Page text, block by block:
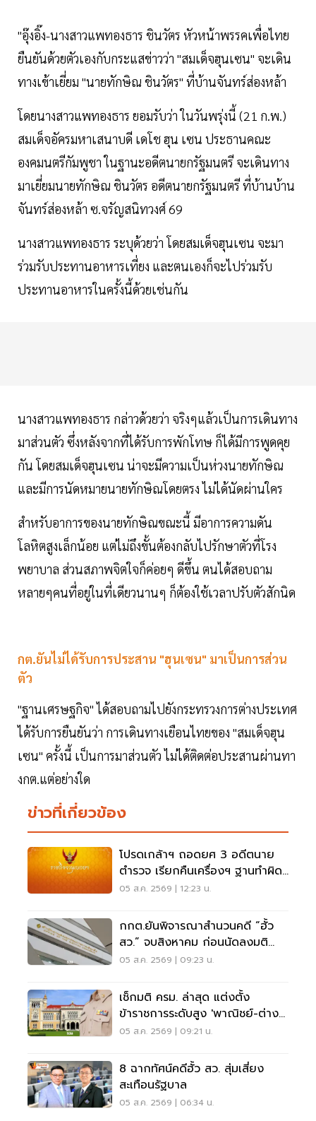
"อุ๊งอิ๊ง-นางสาวแพทองธาร ชินวัตร หัวหน้าพรรคเพื่อไทย
ยืนยันด้วยตัวเองกับกระแสข่าวว่า "สมเด็จฮุนเซน" จะเดิน
ทางเข้าเยี่ยม "นายทักษิณ ชินวัตร" ที่บ้านจันทร์ส่องหล้า
โดยนางสาวแพทองธาร ยอมรับว่า ในวันพรุ่งนี้ (21 ก.พ.)
สมเด็จอัครมหาเสนาบดี เดโช ฮุน เซน ประธานคณะ
องคมนตรีกัมพูชา​ ในฐานะอดีตนายกรัฐมนตรี จะเดินทาง
มาเยี่ยมนายทักษิณ ชินวัตร อดีตนายกรัฐมนตรี ที่บ้านบ้าน
จันทร์ส่องหล้า ซ.จรัญสนิทวงศ์ 69
นางสาวแพทองธาร ระบุด้วยว่า โดยสมเด็จฮุนเซน จะมา
ร่วมรับประทานอาหารเที่ยง และตนเองก็จะไปร่วมรับ
ประทานอาหารในครั้งนี้ด้วยเช่นกัน
นางสาวแพทองธาร กล่าวด้วยว่า จริงๆแล้วเป็นการเดินทาง
มาส่วนตัว ซึ่งหลังจากที่ได้รับการพักโทษ ก็ได้มีการพูดคุย
กัน โดยสมเด็จฮุนเซน น่าจะมีความเป็นห่วงนายทักษิณ
และมีการนัดหมายนายทักษิณโดยตรง ไม่ได้นัดผ่านใคร
สำหรับอาการของนายทักษิณขณะนี้ มีอาการความดัน
โลหิตสูงเล็กน้อย แต่ไม่ถึงขั้นต้องกลับไปรักษาตัวที่โรง
พยาบาล ส่วนสภาพจิตใจก็ค่อยๆ ดีขึ้น ตนได้สอบถาม
หลายๆคนที่อยู่ในที่เดียวนานๆ ก็ต้องใช้เวลาปรับตัวสักนิด
กต.ยันไม่ได้รับการประสาน "ฮุนเซน" มาเป็นการส่วน
ตัว
"ฐานเศรษฐกิจ" ได้สอบถามไปยังกระทรวงการต่างประเทศ
ได้รับการยืนยันว่า การเดินทางเยือนไทยของ "สมเด็จฮุน
เซน" ครั้งนี้ เป็นการมาส่วนตัว ไม่ได้ติดต่อประสานผ่านทา
งกต.แต่อย่างใด
ข่าวที่เกี่ยวข้อง
โปรดเกล้าฯ ถอดยศ 3 อดีตนาย
ตำรวจ เรียกคืนเครื่องฯ ฐานทำผิด
วินัยร้ายแรง
05 ส.ค. 2569 | 12:23 น.
กกต.ยันพิจารณาสำนวนคดี “ฮั้ว
สว.” จบสิงหาคม ก่อนนัดลงมติ
ภายหลัง
05 ส.ค. 2569 | 09:23 น.
เช็กมติ ครม. ล่าสุด แต่งตั้ง
ข้าราชการระดับสูง 'พาณิชย์-ต่าง
ประเทศ-แรงงาน-ทส.'
05 ส.ค. 2569 | 09:21 น.
8 ฉากทัศน์คดีฮั้ว สว. สุ่มเสี่ยง
สะเทือนรัฐบาล
05 ส.ค. 2569 | 06:34 น.